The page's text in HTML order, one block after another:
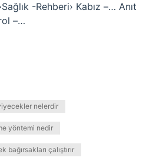
-Rehberi› Kabız –… Anıt
–…
nelerdir
yöntemi nedir
bağırsakları çalıştırır